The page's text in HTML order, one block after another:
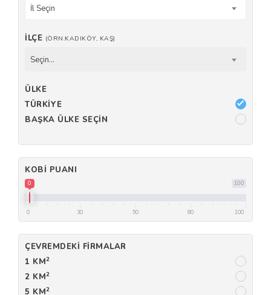
İl Seçin
İLÇE (ÖRN:KADIKÖY, KAŞ)
Seçin...
ÜLKE
TÜRKIYE
BAŞKA ÜLKE SEÇIN
KOBI PUANI
100
0
0 30 50 80 100
ÇEVREMDEKI FIRMALAR
1 KM2
2 KM2
5 KM2